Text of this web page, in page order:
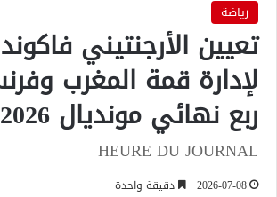
رياضة
تعيين الأرجنتيني
لإدارة قمة المغرب
ربع نهائي مونديال 2026
HEURE DU JOURNAL
2026-07-08 دقيقة واحدة